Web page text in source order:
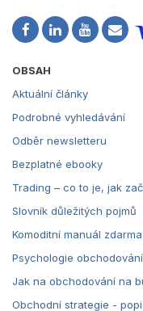
OBSAH
Aktuální články
Podrobné vyhledávání
Odběr newsletteru
Bezplatné ebooky
Trading – co to je, jak
Slovník důležitých pojmů
Komoditní manuál zdarma
Psychologie obchodování
Jak na obchodování na
Obchodní strategie -